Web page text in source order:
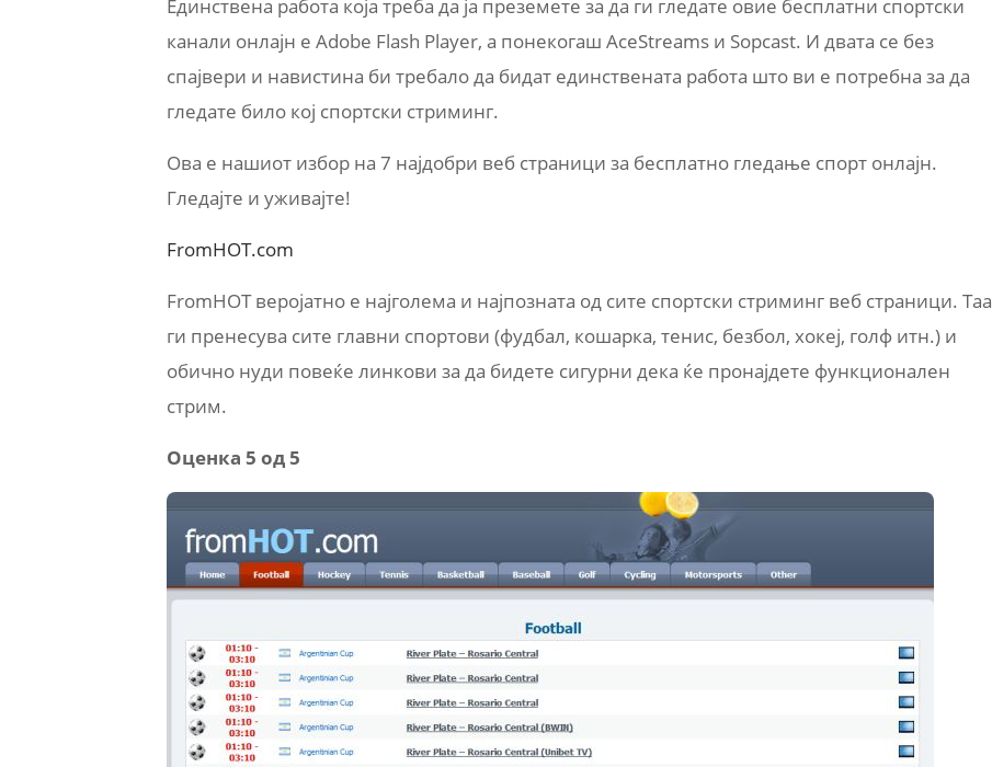
Единствена работа која треба да ја преземете за да ги гледате овие бесплатни спортски
канали онлајн е Adobe Flash Player, а понекогаш AceStreams и Sopcast. И двата се без
спајвери и навистина би требало да бидат единствената работа што ви е потребна за да
гледате било кој спортски стриминг.
Ова е нашиот избор на 7 најдобри веб страници за бесплатно гледање спорт онлајн.
Гледајте и уживајте!
FromHOT.com
FromHOT веројатно е најголема и најпозната од сите спортски стриминг веб страници. Таа
ги пренесува сите главни спортови (фудбал, кошарка, тенис, безбол, хокеј, голф итн.) и
обично нуди повеќе линкови за да бидете сигурни дека ќе пронајдете функционален
стрим.
Оценка 5 од 5